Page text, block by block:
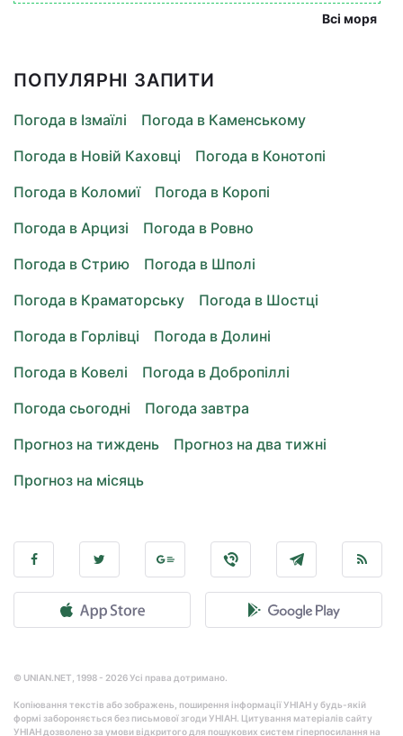
Всі моря
ПОПУЛЯРНІ ЗАПИТИ
Погода в Ізмаїлі
Погода в Каменському
Погода в Новій Каховці
Погода в Конотопі
Погода в Коломиї
Погода в Коропі
Погода в Арцизі
Погода в Ровно
Погода в Стрию
Погода в Шполі
Погода в Краматорську
Погода в Шостці
Погода в Горлівці
Погода в Долині
Погода в Ковелі
Погода в Добропіллі
Погода сьогодні
Погода завтра
Прогноз на тиждень
Прогноз на два тижні
Прогноз на місяць
© UNIAN.NET, 1998 - 2026 Усі права дотримано.
Копіювання текстів або зображень, поширення інформації УНІАН у будь-якій
формі забороняється без письмової згоди УНІАН. Цитування матеріалів сайту
УНІАН дозволено за умови відкритого для пошукових систем гіперпосилання на